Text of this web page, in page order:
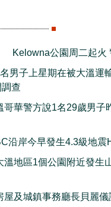
Kelowna公園周二起
男子上星期在被大溫運
查
哥華警方說1名29歲男子
沿岸今早發生4.3級地
溫地區1個公園附近發生
屋及城鎮事務廳長貝麗